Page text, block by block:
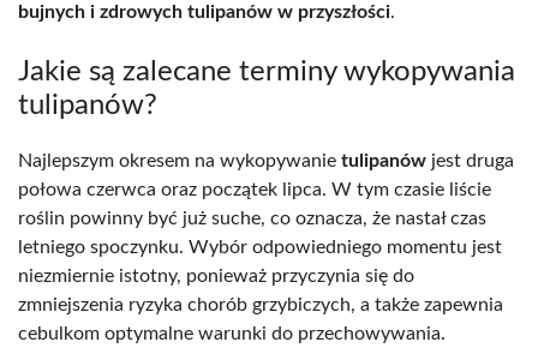
bujnych i zdrowych tulipanów w przyszłości.
Jakie są zalecane terminy wykopywania
tulipanów?
Najlepszym okresem na wykopywanie tulipanów jest druga
połowa czerwca oraz początek lipca. W tym czasie liście
roślin powinny być już suche, co oznacza, że nastał czas
letniego spoczynku. Wybór odpowiedniego momentu jest
niezmiernie istotny, ponieważ przyczynia się do
zmniejszenia ryzyka chorób grzybiczych, a także zapewnia
cebulkom optymalne warunki do przechowywania.